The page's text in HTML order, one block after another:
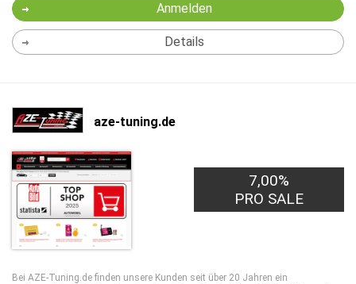
Anmelden
Details
aze-tuning.de
7,00%
PRO SALE
Bei AZE-Tuning.de finden unsere Kunden seit über 20 Jahren ein